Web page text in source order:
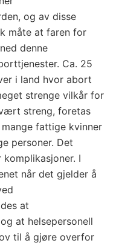
og av disse
måte at faren for
denne
Ca. 25
i land hvor abort
strenge vilkår for
streng, foretas
fattige kvinner
personer. Det
I
når det gjelder å
at
at helsepersonell
til å gjøre overfor